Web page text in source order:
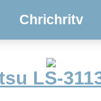
Chrichritv
LS-